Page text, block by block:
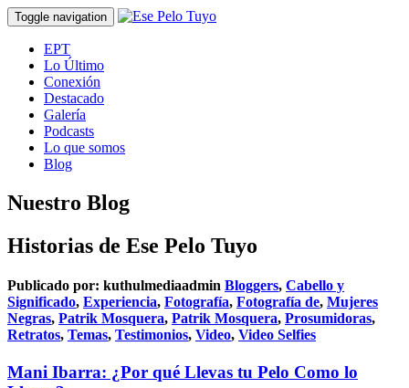
Toggle navigation
EPT
Lo Último
Conexión
Destacado
Galería
Podcasts
Lo que somos
Blog
Nuestro Blog
Historias de Ese Pelo Tuyo
Publicado por: kuthulmediaadmin Bloggers, Cabello y
Significado, Experiencia, Fotografía, Fotografía de, Mujeres
Negras, Patrik Mosquera, Patrik Mosquera, Prosumidoras,
Retratos, Temas, Testimonios, Video, Video Selfies
Mani Ibarra: ¿Por qué Llevas tu Pelo Como lo